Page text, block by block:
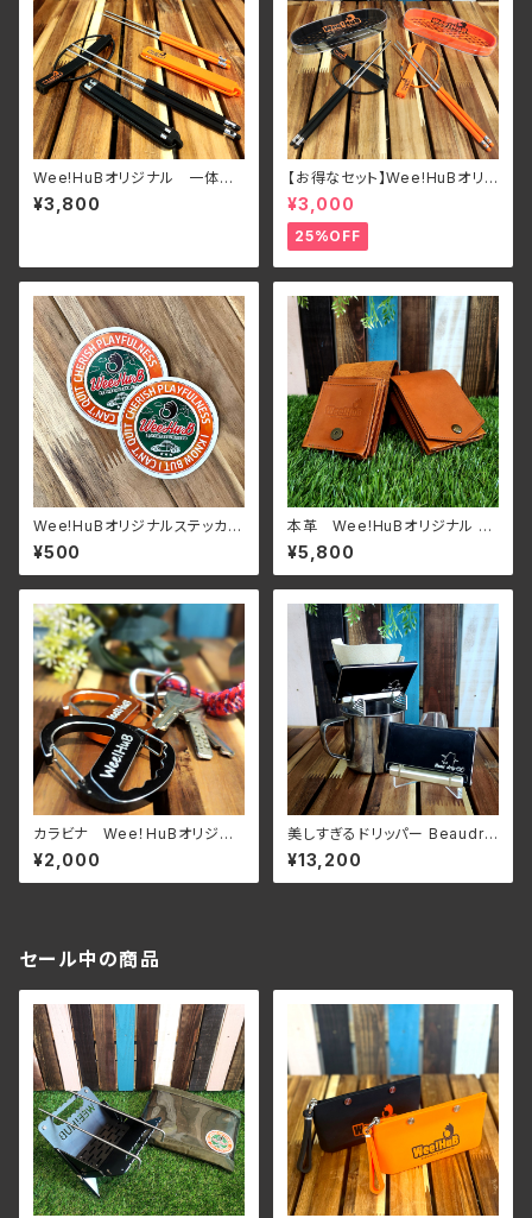
Wee!HuBオリジナル 一体型
ステンレス マイ箸 MOTECO
¥3,800
【お得なセット】Wee!HuBオリ
ジナル 一体型ステンレス マイ
箸 MOTECO ケース付き
¥3,000
25%OFF
Wee!HuBオリジナルステッカー
(2枚セット)
¥500
本革 Wee!HuBオリジナル マ
ルチケース
¥5,800
カラビナ Wee！HuBオリジナ
ルモデル
¥2,000
美しすぎるドリッパー Beaudri
p
¥13,200
セール中の商品